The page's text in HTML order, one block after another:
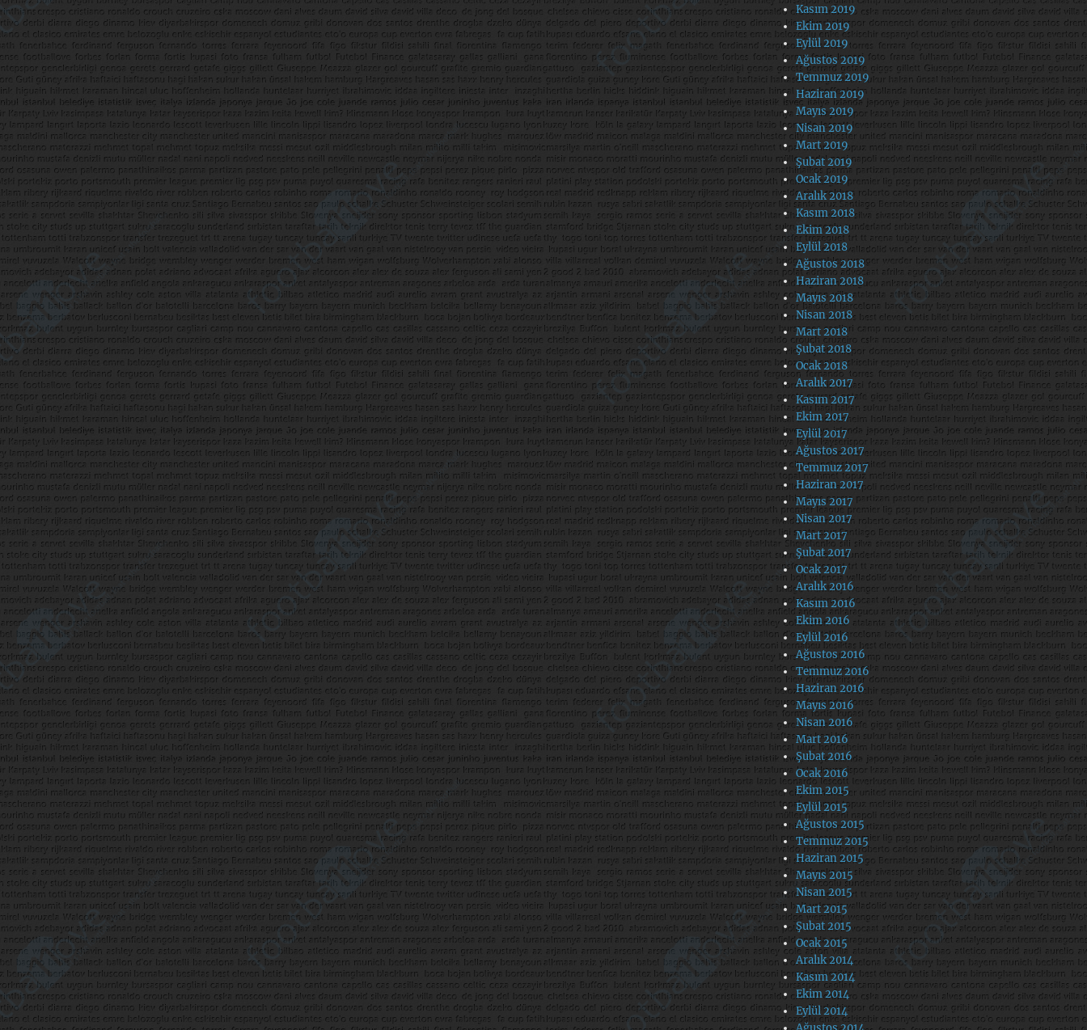
Kasım 2019
Ekim 2019
Eylül 2019
Ağustos 2019
Temmuz 2019
Haziran 2019
Mayıs 2019
Nisan 2019
Mart 2019
Şubat 2019
Ocak 2019
Aralık 2018
Kasım 2018
Ekim 2018
Eylül 2018
Ağustos 2018
Haziran 2018
Mayıs 2018
Nisan 2018
Mart 2018
Şubat 2018
Ocak 2018
Aralık 2017
Kasım 2017
Ekim 2017
Eylül 2017
Ağustos 2017
Temmuz 2017
Haziran 2017
Mayıs 2017
Nisan 2017
Mart 2017
Şubat 2017
Ocak 2017
Aralık 2016
Kasım 2016
Ekim 2016
Eylül 2016
Ağustos 2016
Temmuz 2016
Haziran 2016
Mayıs 2016
Nisan 2016
Mart 2016
Şubat 2016
Ocak 2016
Ekim 2015
Eylül 2015
Ağustos 2015
Temmuz 2015
Haziran 2015
Mayıs 2015
Nisan 2015
Mart 2015
Şubat 2015
Ocak 2015
Aralık 2014
Kasım 2014
Ekim 2014
Eylül 2014